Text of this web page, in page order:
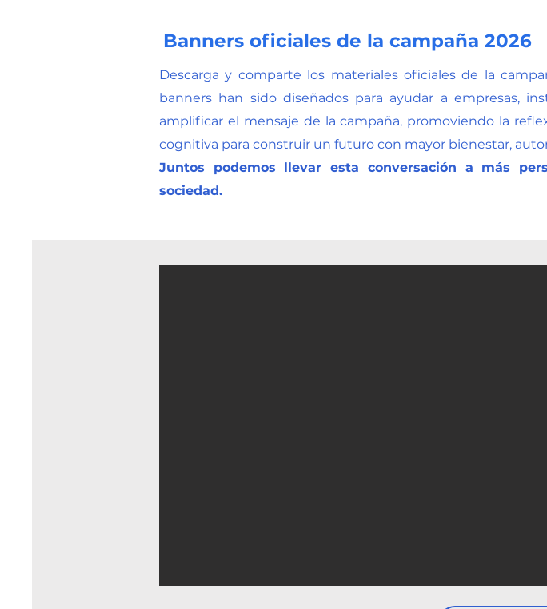
Banners oficiales de la campaña 2026
Descarga y comparte los materiales oficiales de la
banners han sido diseñados para ayudar a empresas,
amplificar el mensaje de la campaña, promoviendo la
cognitiva para construir un futuro con mayor bienestar,
Juntos podemos llevar esta conversación a más
sociedad.